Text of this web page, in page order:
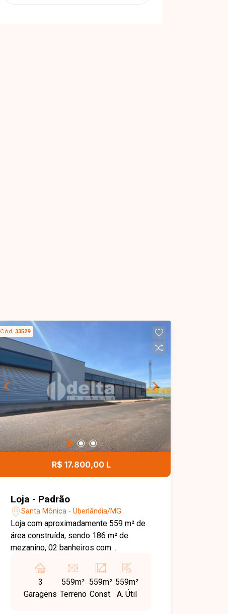
Cód. 33529
R$ 17.800,00 L
Loja - Padrão
Santa Mônica - Uberlândia/MG
Loja com aproximadamente 559 m² de
área construída, sendo 186 m² de
mezanino, 02 banheiros com
portas automáticas e estacionamento
frontal para 03 carros. Agende agora
mesmo uma visita e venha conhecer
3
Garagens
559m²
Terreno
559m²
Const.
559m²
A. Útil